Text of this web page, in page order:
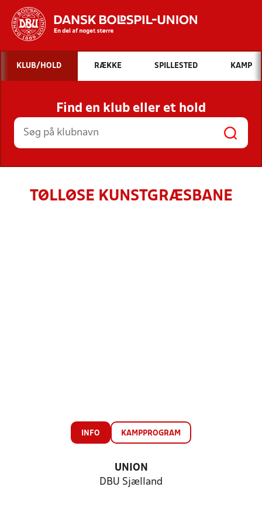
Hvad vil du søge efter?
INDHOLD OG NYHEDER
STILLINGER, RESULTATER, KLUBBER OG
HOLD
KLUB/HOLD RÆKKE SPILLESTED KAMP
Find en klub eller et hold
TØLLØSE KUNSTGRÆSBANE
INFO KAMPPROGRAM
UNION
DBU Sjælland